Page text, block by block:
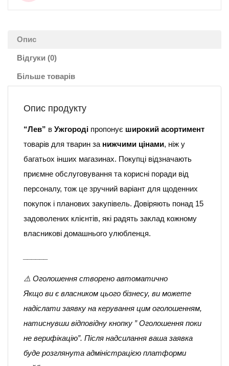
Опис
Відгуки (0)
Більше товарів
Опис продукту
“Лев” в Ужгороді пропонує широкий асортимент
товарів для тварин за нижчими цінами, ніж у
багатьох інших магазинах. Покупці відзначають
приємне обслуговування та корисні поради від
персоналу, тож це зручний варіант для щоденних
покупок і планових закупівель. Довіряють понад 15
задоволених клієнтів, які радять заклад кожному
власникові домашнього улюбленця.
⚠️ Оголошення створено автоматично
Якщо ви є власником цього бізнесу, ви можете
надіслати заявку на керування цим оголошенням,
натиснувши відповідну кнопку ” Оголошення поки
не верифікацію”. Після надсилання ваша заявка
буде розглянута адміністрацією платформи